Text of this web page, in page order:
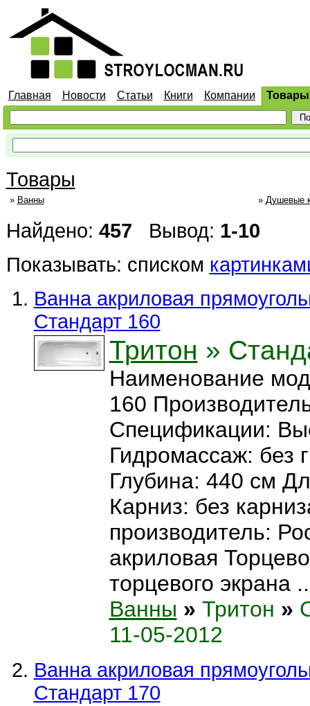
Главная Новости Статьи Книги Компании Товары
Товары
» Ванны » Душевые
Найдено: 457 Вывод: 1-10
Показывать: списком
Ванна акриловая
Стандарт 160
Тритон »
Наименование
160
Спецификации:
Гидромассаж: без
Глубина: 440 см
Карниз: без
производитель:
акриловая
торцевого экрана
Ванны » Тритон »
11-05-2012
Ванна акриловая
Стандарт 170